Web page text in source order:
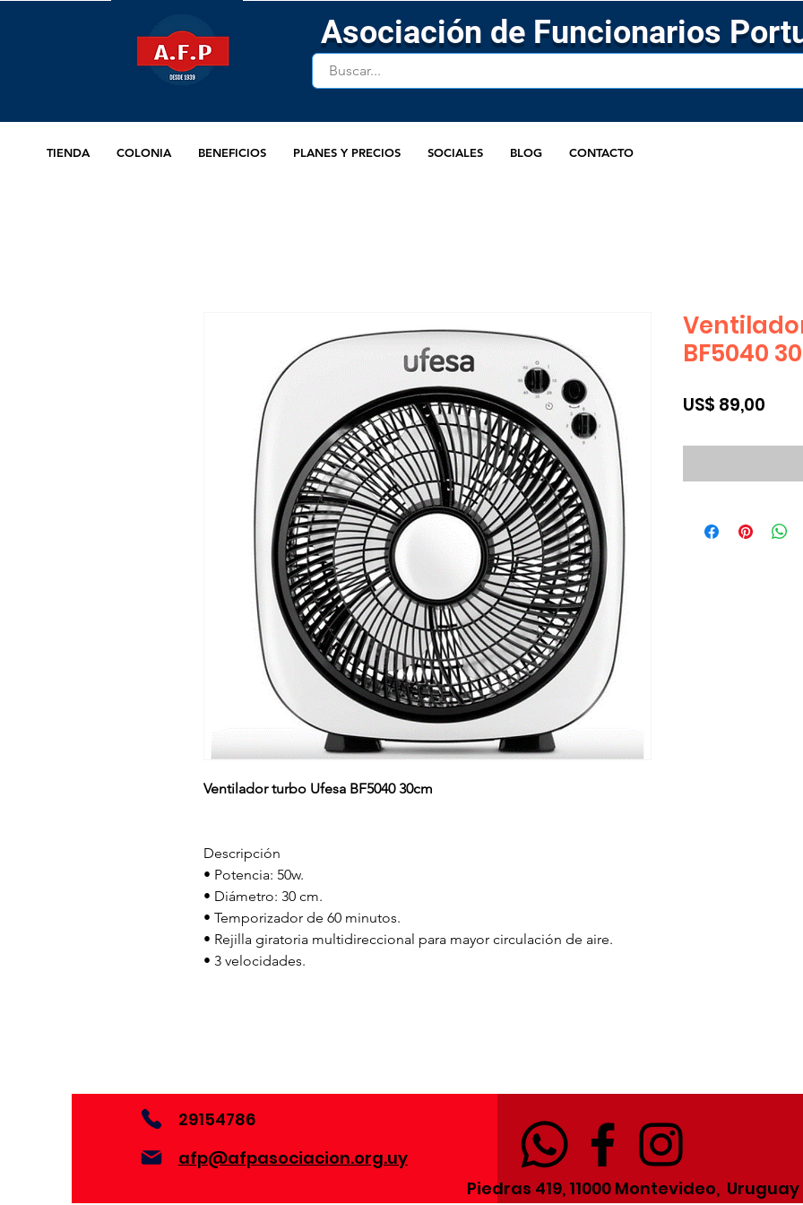
Asociación de Funcionarios
TIENDA COLONIA BENEFICIOS PLANES Y PRECIOS SOCIALES BLOG CONTACTO
Ventilador turbo Ufesa BF5040 30cm
Descripción
• Potencia: 50w.
• Diámetro: 30 cm.
• Temporizador de 60 minutos.
• Rejilla giratoria multidireccional para mayor circulación de aire.
• 3 velocidades.
BF5040
US$ 89,00
29154786
afp@afpasociacion.org.uy
Piedras 419, 11000 Montevideo, Uruguay